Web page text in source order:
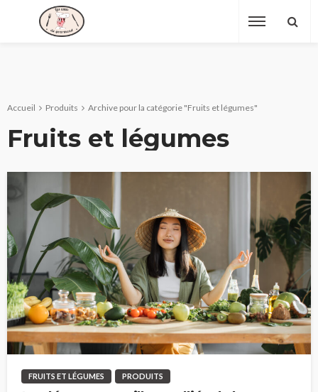
Accueil Produits Archive pour la catégorie "Fruits et légumes"
Fruits et légumes
FRUITS ET LÉGUMES PRODUITS